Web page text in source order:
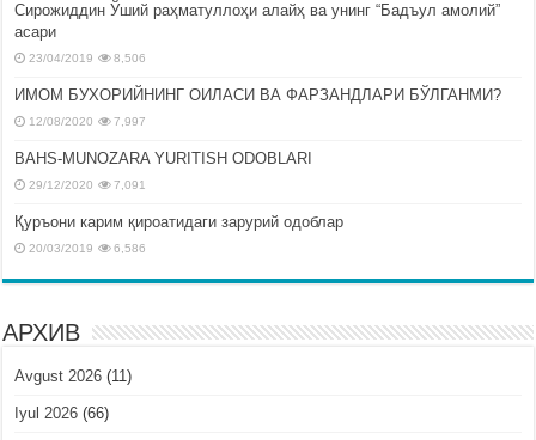
Сирожиддин Ўший раҳматуллоҳи алайҳ ва унинг “Бадъул амолий”
асари
23/04/2019 8,506
ИМОМ БУХОРИЙНИНГ ОИЛАСИ ВА ФАРЗАНДЛАРИ БЎЛГАНМИ?
12/08/2020 7,997
BAHS-MUNOZARA YURITISH ODOBLARI
29/12/2020 7,091
Қуръони карим қироатидаги зарурий одоблар
20/03/2019 6,586
АРХИВ
Avgust 2026 (11)
Iyul 2026 (66)